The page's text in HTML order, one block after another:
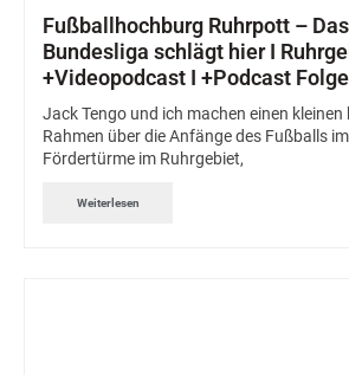
Fußballhochburg Ruhrpott –
Bundesliga schlägt hier I
+Videopodcast I +Podcast
Jack Tengo und ich machen einen
Rahmen über die Anfänge des Fußballs
Fördertürme im Ruhrgebiet,
Weiterlesen